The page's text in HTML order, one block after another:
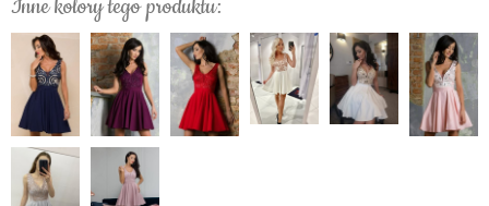
Inne kolory tego produktu: